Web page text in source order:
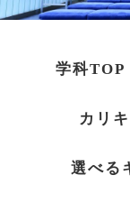
学科TOP
カリ
選べる